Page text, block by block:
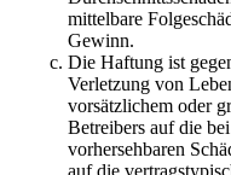
mittelbare
Gewinn.
Die Haftung ist
Verletzung von
vorsätzlichem oder
Betreibers auf die
vorhersehbaren